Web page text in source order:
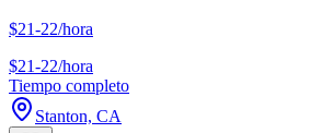
$21-22/hora
$21-22/hora
Tiempo completo
Stanton, CA